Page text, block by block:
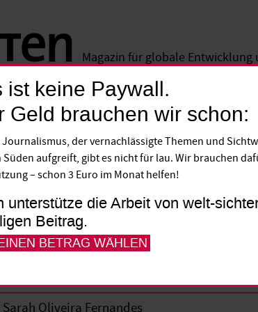
Magazin für globale
in Gefahr
Jair Bolsonaro klopft
Die sehen das mit großer
Sarah Oliveira Fernandes
ist keine Paywall.
Geld brauchen wir schon:
Journalismus, der vernachlässigte Themen und
Süden aufgreift, gibt es nicht für lau. Wir brauchen
– schon 3 Euro im Monat helfen!
unterstütze die Arbeit von welt-
Beitrag.
BETRAG WÄHLEN